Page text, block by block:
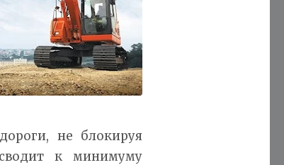
не блокируя
к минимуму